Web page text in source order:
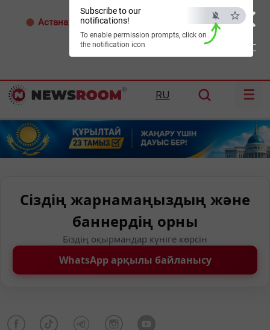
×
ESC
Subscribe to our
notifications!
To enable permission prompts, click on
the notification icon
Астана: 32°C Алматы: Шымкент:36°C
RU ☰
Сіздің жарнамаңыздың және
баннердің орны
Біздің оқырмандар күніге көрсін
WhatsApp арқылы байланысу